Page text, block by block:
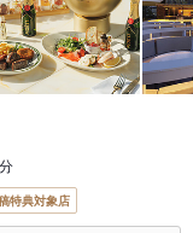
特典対象店